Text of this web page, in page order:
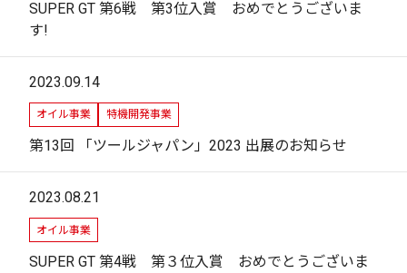
SUPER GT 第6戦 第3位入賞 おめでとうございま
す!
2023.09.14
オイル事業 特機開発事業
第13回 「ツールジャパン」2023 出展のお知らせ
2023.08.21
オイル事業
SUPER GT 第4戦 第３位入賞 おめでとうございま